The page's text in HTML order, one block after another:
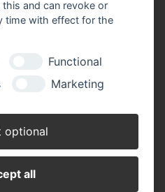
Achim
Allee 1
91 03 50
baumarkt.de
Uhr
18.00 Uhr
and can revoke or
time with effect for the
Functional
Marketing
optional
all